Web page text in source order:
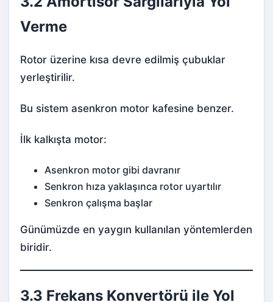
Verme
Rotor üzerine kısa devre edilmiş çubuklar
yerleştirilir.
Bu sistem asenkron motor kafesine benzer.
İlk kalkışta motor:
Asenkron motor gibi davranır
Senkron hıza yaklaşınca rotor uyartılır
Senkron çalışma başlar
Günümüzde en yaygın kullanılan yöntemlerden
biridir.
3.3 Frekans Konvertörü ile Yol